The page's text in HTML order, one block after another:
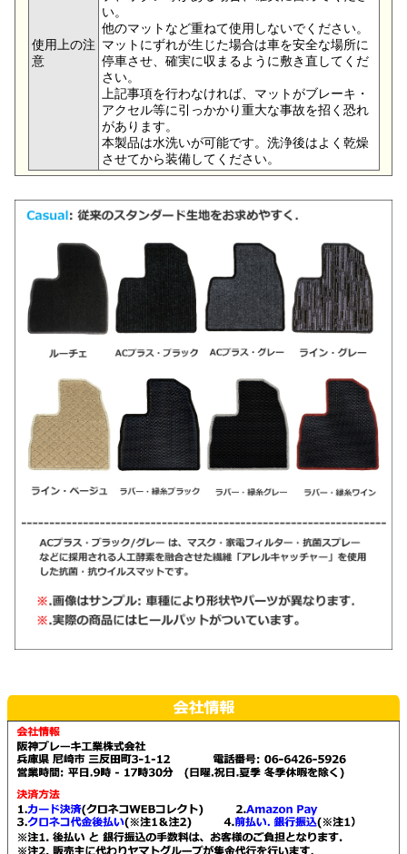
使用上の注
意
い。
他のマットなど重ねて使用しないでください。
マットにずれが生じた場合は車を安全な場所に
停車させ、確実に収まるように敷き直してくだ
さい。
上記事項を行わなければ、マットがブレーキ・
アクセル等に引っかかり重大な事故を招く恐れ
があります。
本製品は水洗いが可能です。洗浄後はよく乾燥
させてから装備してください。